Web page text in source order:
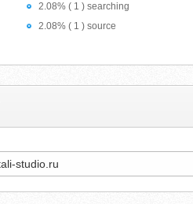
2.08% ( 1 ) searching
2.08% ( 1 ) source